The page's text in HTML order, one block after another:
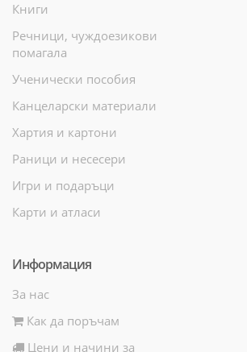
Книги
Речници, чуждоезикови
помагала
Ученически пособия
Канцеларски материали
Хартия и картони
Раници и несесери
Игри и подаръци
Карти и атласи
Информация
За нас
Как да поръчам
Цени и начини за